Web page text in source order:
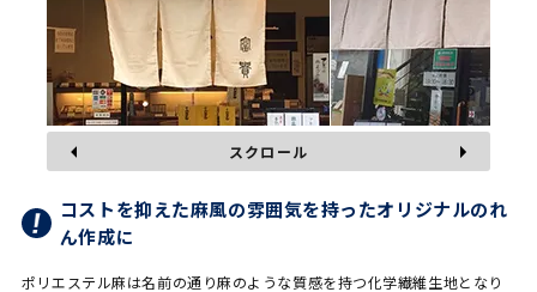
スクロール
コストを抑えた麻風の雰囲気を持ったオリジナルのれ
ん作成に
ポリエステル麻は名前の通り麻のような質感を持つ化学繊維生地となり